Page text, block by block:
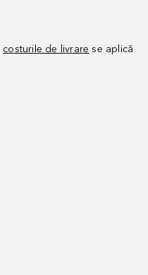
costurile de livrare se aplică